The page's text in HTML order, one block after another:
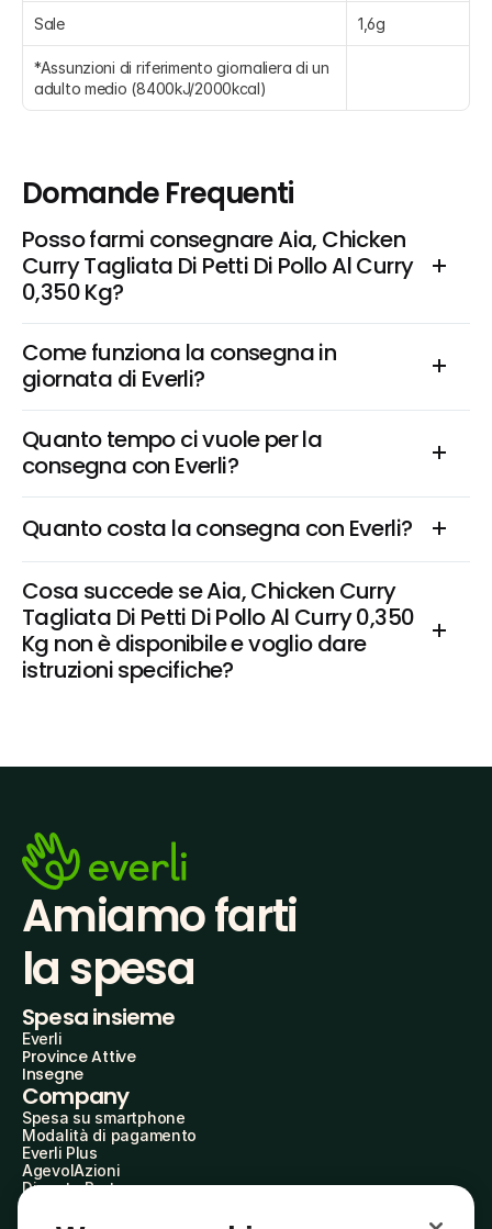
Sale 1,6g
*Assunzioni di riferimento giornaliera di un
adulto medio (8400kJ/2000kcal)
Domande Frequenti
Posso farmi consegnare Aia, Chicken
Curry Tagliata Di Petti Di Pollo Al Curry
0,350 Kg?
Come funziona la consegna in
giornata di Everli?
Quanto tempo ci vuole per la
consegna con Everli?
Quanto costa la consegna con Everli?
Cosa succede se Aia, Chicken Curry
Tagliata Di Petti Di Pollo Al Curry 0,350
Kg non è disponibile e voglio dare
istruzioni specifiche?
Amiamo farti
la spesa
Spesa insieme
Everli
Province Attive
Insegne
Company
Spesa su smartphone
Modalità di pagamento
Everli Plus
AgevolAzioni
Diventa Partner
Everli Shoppers